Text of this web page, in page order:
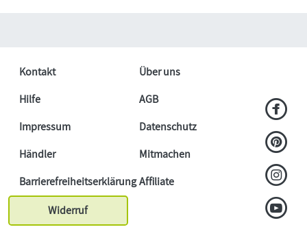
Kontakt
Über uns
Hilfe
AGB
Impressum
Datenschutz
Händler
Mitmachen
BarrierefreiheitserklärungAffiliate
Widerruf